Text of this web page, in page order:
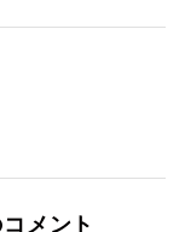
メント